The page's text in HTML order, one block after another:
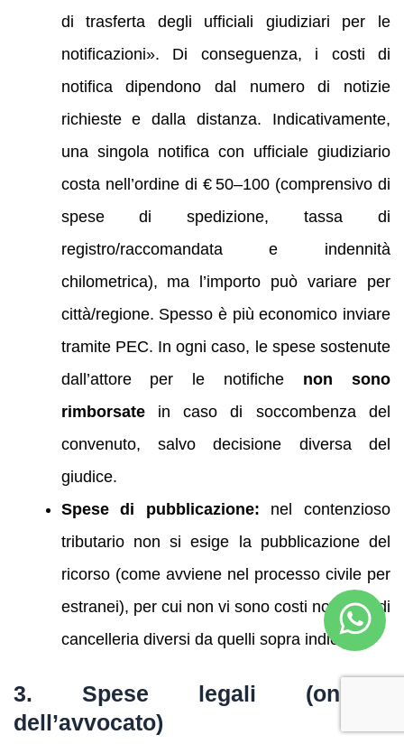
di trasferta degli ufficiali giudiziari per le
notificazioni». Di conseguenza, i costi di
notifica dipendono dal numero di notizie
richieste e dalla distanza. Indicativamente,
una singola notifica con ufficiale giudiziario
costa nell’ordine di € 50–100 (comprensivo di
spese di spedizione, tassa di
registro/raccomandata e indennità
chilometrica), ma l’importo può variare per
città/regione. Spesso è più economico inviare
tramite PEC. In ogni caso, le spese sostenute
dall’attore per le notifiche non sono
rimborsatein caso di soccombenza del
convenuto, salvo decisione diversa del
giudice.
Spese di pubblicazione: nel contenzioso
tributario non si esige la pubblicazione del
ricorso (come avviene nel processo civile per
estranei), per cui non vi sono costi notarili o di
cancelleria diversi da quelli sopra indicati.
3. Spese legali (onorari
dell’avvocato)